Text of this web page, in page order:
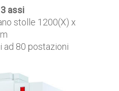
assi
stolle 1200(X) x
ad 80 postazioni